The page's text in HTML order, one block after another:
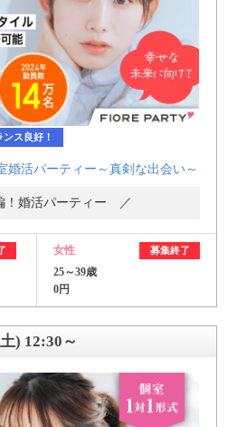
ンス良好！
婚活パーティー～真剣な出会い～
！婚活パーティー ／
女性 募集終了
25～39歳
0円
) 12:30～